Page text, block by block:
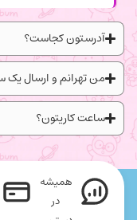
آدرستون کجاست؟
من تهرانم و ارسال یک
ساعت کاریتون؟
همیشه
در